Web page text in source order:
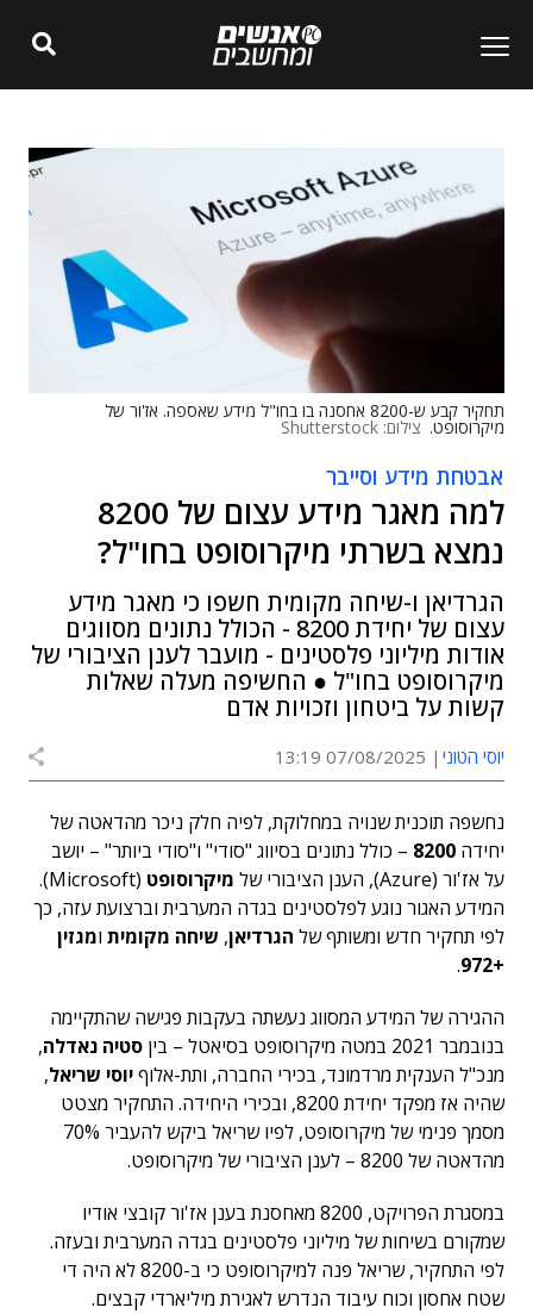
תחקיר קבע ש-8200 אחסנה בו בחו"ל מידע שאספה. אז'ור של
מיקרוסופט. צילום: Shutterstock
אבטחת מידע וסייבר
למה מאגר מידע עצום של 8200
נמצא בשרתי מיקרוסופט בחו"ל?
הגרדיאן ו-שיחה מקומית חשפו כי מאגר מידע
עצום של יחידת 8200 - הכולל נתונים מסווגים
אודות מיליוני פלסטינים - מועבר לענן הציבורי של
מיקרוסופט בחו"ל ● החשיפה מעלה שאלות
קשות על ביטחון וזכויות אדם
יוסי הטוני 07/08/2025 13:19
נחשפה תוכנית שנויה במחלוקת, לפיה חלק ניכר מהדאטה של
יחידה 8200 – כולל נתונים בסיווג "סודי" ו"סודי ביותר" – יושב
על אז'ור (Azure), הענן הציבורי של
מיקרוסופט
(Microsoft).
המידע האגור נוגע לפלסטינים בגדה המערבית וברצועת עזה, כך
לפי תחקיר חדש ומשותף של הגרדיאן, שיחה מקומית ומגזין
+972
.
ההגירה של המידע המסווג נעשתה בעקבות פגישה שהתקיימה
בנובמבר 2021 במטה מיקרוסופט בסיאטל – בין
סטיה נאדלה,
מנכ"ל הענקית מרדמונד, בכירי החברה, ותת-אלוףיוסי שריאל,
שהיה אז מפקד יחידת 8200, ובכירי היחידה. התחקיר מצטט
מסמך פנימי של מיקרוסופט, לפיו שריאל ביקש להעביר 70%
מהדאטה של 8200 – לענן הציבורי של מיקרוסופט.
במסגרת הפרויקט, 8200 מאחסנת בענן אז'ור קובצי אודיו
שמקורם בשיחות של מיליוני פלסטינים בגדה המערבית ובעזה.
לפי התחקיר, שריאל פנה למיקרוסופט כי ב-8200 לא היה די
שטח אחסון וכוח עיבוד הנדרש לאגירת מיליארדי קבצים.